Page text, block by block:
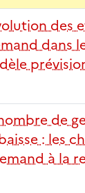
des
dans
de
: les
à la